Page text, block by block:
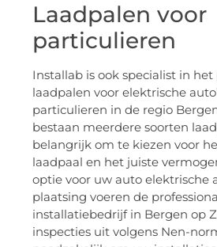
Laadpalen voor
particulieren
Installab is ook specialist in het
laadpalen voor elektrische
particulieren in de regio
bestaan meerdere soorten
belangrijk om te kiezen voor
laadpaal en het juiste
optie voor uw auto elektrische
plaatsing voeren de
installatiebedrijf in Bergen op
inspecties uit volgens Nen-